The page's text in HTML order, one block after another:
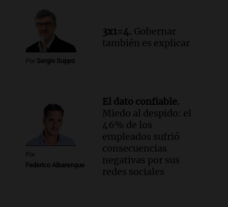
Informados al regreso
Episodios
Por Sergio Suppo
3x1=4. Gobernar
también es explicar
Por
Federico Albarenque
El dato confiable.
Miedo al despido: el
46% de los
empleados sufrió
consecuencias
negativas por sus
redes sociales